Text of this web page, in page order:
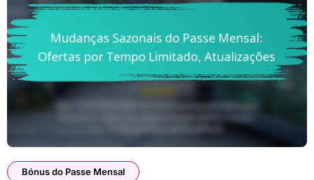
Bónus do Passe Mensal